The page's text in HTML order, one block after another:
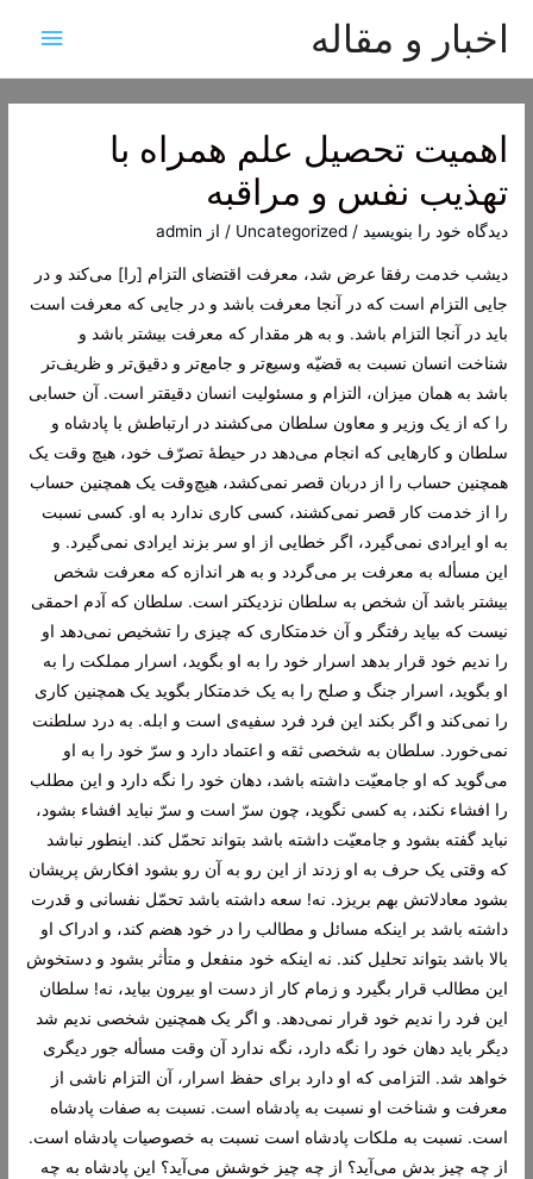
اخبار و مقاله
اصلی
اهمیت تحصیل علم همراه با
تهذیب نفس و مراقبه
دیدگاه‌ خود را بنویسید /
Uncategorized / از admin
دیشب خدمت رفقا عرض شد، معرفت اقتضای التزام [را] می‌کند و در
جایی التزام است که در آنجا معرفت باشد و در جایی که معرفت است
باید در آنجا التزام باشد. و به هر مقدار که معرفت بیشتر باشد و
شناخت انسان نسبت به قضیّه وسیع‌تر و جامع‌تر و دقیق‌تر و ظریف‌تر
باشد به همان میزان، التزام و مسئولیت انسان دقیقتر است. آن حسابی
را که از یک وزیر و معاون سلطان می‌کشند در ارتباطش با پادشاه و
سلطان و کارهایی که انجام می‌دهد در حیطۀ تصرّف خود، هیچ وقت یک
همچنین حساب را از دربان قصر نمی‌کشد، هیچ‌وقت یک همچنین حساب
را از خدمت کار قصر نمی‌کشند، کسی کاری ندارد به او. کسی نسبت
به او ایرادی نمی‌گیرد، اگر خطایی از او سر بزند ایرادی نمی‌گیرد. و
این مسأله به معرفت بر می‌گردد و به هر اندازه که معرفت شخص
بیشتر باشد آن شخص به سلطان نزدیکتر است. سلطان که آدم احمقی
نیست که بیاید رفتگر و آن خدمتکاری که چیزی را تشخیص نمی‌دهد او
را ندیم خود قرار بدهد اسرار خود را به او بگوید، اسرار مملکت را به
او بگوید، اسرار جنگ و صلح را به یک خدمتکار بگوید یک همچنین کاری
را نمی‌کند و اگر بکند این فرد فرد سفیه‌ی است و ابله. به درد سلطنت
نمی‌خورد. سلطان به شخصی ثقه و اعتماد دارد و سرّ خود را به او
می‌گوید که او جامعیّت داشته باشد، دهان خود را نگه دارد و این مطلب
را افشاء نکند، به کسی نگوید، چون سرّ است و سرّ نباید افشاء بشود،
نباید گفته بشود و جامعیّت داشته باشد بتواند تحمّل کند. اینطور نباشد
که وقتی یک حرف به او زدند از این رو به آن رو بشود افکارش پریشان
بشود معادلاتش بهم بریزد. نه! سعه داشته باشد تحمّل نفسانی و قدرت
داشته باشد بر اینکه مسائل و مطالب را در خود هضم کند، و ادراک او
بالا باشد بتواند تحلیل کند. نه اینکه خود منفعل و متأثر بشود و دستخوش
این مطالب قرار بگیرد و زمام کار از دست او بیرون بیاید، نه! سلطان
این فرد را ندیم خود قرار نمی‌دهد. و اگر یک همچنین شخصی ندیم شد
دیگر باید دهان خود را نگه دارد، نگه ندارد آن وقت مسأله جور دیگری
خواهد شد. التزامی که او دارد برای حفظ اسرار، آن التزام ناشی از
معرفت و شناخت او نسبت به پادشاه است. نسبت به صفات پادشاه
است. نسبت به ملکات پادشاه است نسبت به خصوصیات پادشاه است.
از چه چیز بدش می‌آید؟ از چه چیز خوشش می‌آید؟ این پادشاه به چه